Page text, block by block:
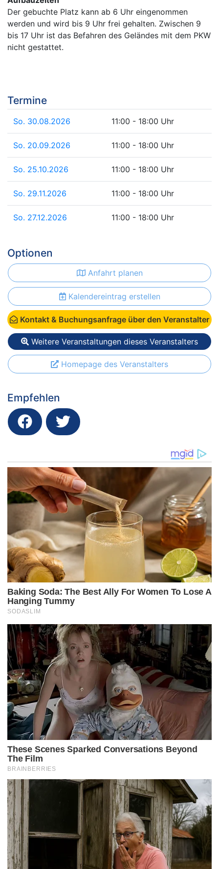
Der gebuchte Platz kann ab 6 Uhr eingenommen
werden und wird bis 9 Uhr frei gehalten. Zwischen 9
bis 17 Uhr ist das Befahren des Geländes mit dem PKW
nicht gestattet.
Termine
So. 30.08.2026 11:00 - 18:00 Uhr
So. 20.09.2026 11:00 - 18:00 Uhr
So. 25.10.2026 11:00 - 18:00 Uhr
So. 29.11.2026 11:00 - 18:00 Uhr
So. 27.12.2026 11:00 - 18:00 Uhr
Optionen
Anfahrt planen
Kalendereintrag erstellen
Kontakt & Buchungsanfrage über den Veranstalter
Weitere Veranstaltungen dieses Veranstalters
Homepage des Veranstalters
Empfehlen